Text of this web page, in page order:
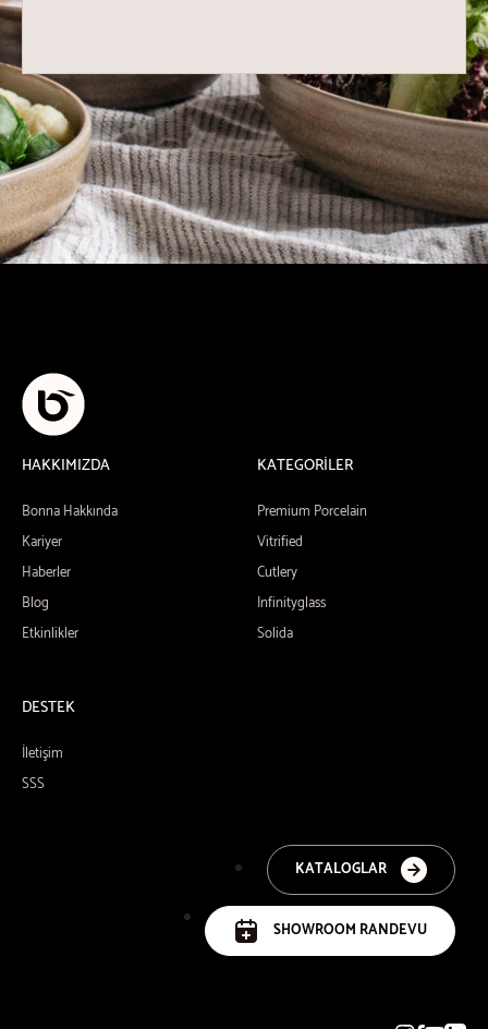
HAKKIMIZDA
Bonna Hakkında
Kariyer
Haberler
Blog
Etkinlikler
KATEGORİLER
Premium Porcelain
Vitrified
Cutlery
Infinityglass
Solida
DESTEK
İletişim
SSS
KATALOGLAR
SHOWROOM RANDEVU